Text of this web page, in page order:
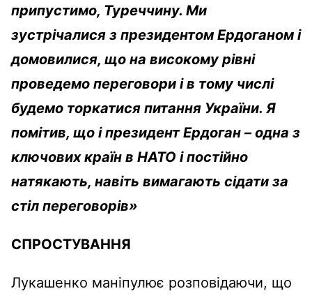
припустимо, Туреччину. Ми
зустрічалися з президентом Ердоганом і
домовилися, що на високому рівні
проведемо переговори і в тому числі
будемо торкатися питання України. Я
помітив, що і президент Ердоган – одна з
ключових країн в НАТО і постійно
натякають, навіть вимагають сідати за
стіл переговорів»
СПРОСТУВАННЯ
Лукашенко маніпулює розповідаючи, що